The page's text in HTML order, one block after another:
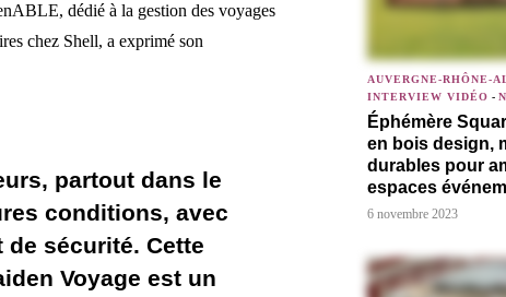
dédié à la gestion des voyages
chez Shell, a exprimé son
partout dans le
conditions, avec
sécurité. Cette
Voyage est un
AUVERGNE-RHÔNE-
INTERVIEW VIDÉO -
Éphémère
en bois design,
durables pour
espaces
6 novembre 2023